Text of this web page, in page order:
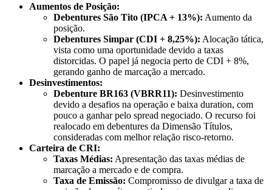
Aumentos de Posição:
Debentures São Tito (IPCA + 13%): Aumento da
posição.
Debentures Simpar (CDI + 8,25%): Alocação tática,
vista como uma oportunidade devido a taxas
distorcidas. O papel já negocia perto de CDI + 8%,
gerando ganho de marcação a mercado.
Desinvestimentos:
Debenture BR163 (VBRR11): Desinvestimento
devido a desafios na operação e baixa duration, com
pouco a ganhar pelo spread negociado. O recurso foi
realocado em debentures da Dimensão Títulos,
consideradas com melhor relação risco-retorno.
Carteira de CRI:
Taxas Médias: Apresentação das taxas médias de
marcação a mercado e de compra.
Taxa de Emissão: Compromisso de divulgar a taxa de